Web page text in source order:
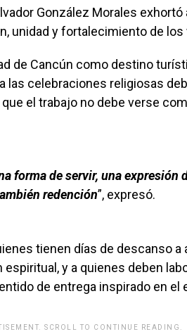
González Morales exhortó
unidad y fortalecimiento de los
de Cancún como destino
las celebraciones religiosas
el trabajo no debe verse
forma de servir, una expresión
redención”, expresó.
tienen días de descanso
y a quienes deben
de entrega inspirado en el
SCROLL TO CONTINUE READING.